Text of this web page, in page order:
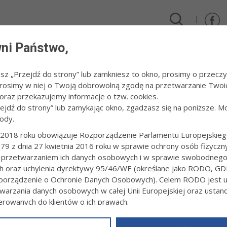
w Judo Baltic Cup
PIĄTE MIEJSCA W JUDO BALTIC
Redakcja tarnow.pl
weekendu reprezentanci MKS Pałac Młodzieży Tarnów i
się w Gdyni Otwartym Pucharze Polski Judo Baltic Cup 2026. W
U18 i U21 – wystąpiło w nim blisko 2100 zawodniczek i
Państwo,
„Przejdź do strony” lub zamkniesz to okno, prosimy o
w niej o Twoją dobrowolną zgodę na przetwarzanie
przekazujemy informacje o tzw. cookies.
do strony” lub zamykając okno, zgadzasz się na poniższe.
roku obowiązuje Rozporządzenie Parlamentu
z dnia 27 kwietnia 2016 roku w sprawie ochrony osób
ich danych osobowych i w sprawie
oraz uchylenia dyrektywy 95/46/WE (określane jako RODO,
o Ochronie Danych Osobowych). Celem RODO jest
danych osobowych w całej Unii Europejskiej oraz
do klientów o ich prawach.
powyższym, w zakładceRODOna stroniehttps://